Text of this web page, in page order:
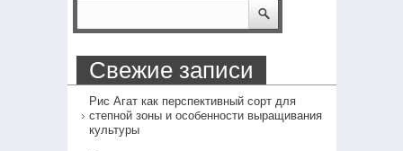
Свежие записи
Рис Агат как перспективный сорт для
степной зоны и особенности выращивания
культуры